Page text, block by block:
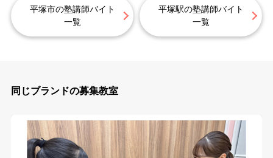
平塚市の塾講師バイト
一覧
平塚駅の塾講師バイト
一覧
同じブランドの募集教室